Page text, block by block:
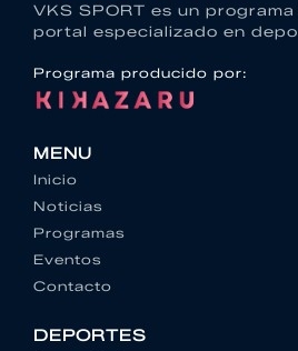
VKS SPORT es un
portal especializado en
Programa producido por:
MENU
Inicio
Noticias
Programas
Eventos
Contacto
DEPORTES